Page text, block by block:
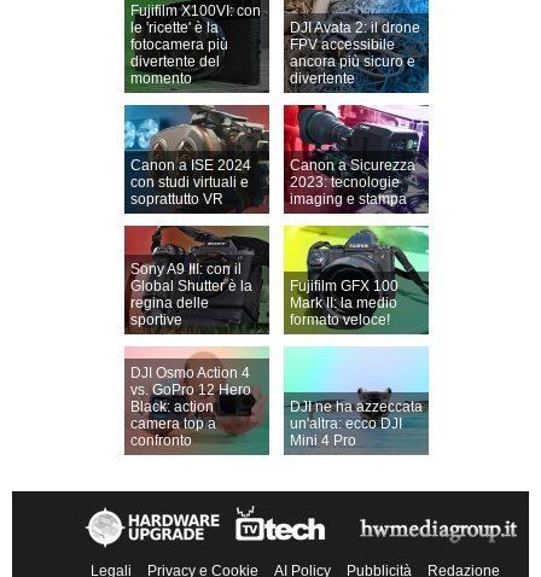
Fujifilm X100VI: con
le 'ricette' è la
fotocamera più
divertente del
momento
DJI Avata 2: il drone
FPV accessibile
ancora più sicuro e
divertente
Canon a ISE 2024
con studi virtuali e
soprattutto VR
Canon a Sicurezza
2023: tecnologie
imaging e stampa
Sony A9 III: con il
Global Shutter è la
regina delle
sportive
Fujifilm GFX 100
Mark II: la medio
formato veloce!
DJI Osmo Action 4
vs. GoPro 12 Hero
Black: action
camera top a
confronto
DJI ne ha azzeccata
un'altra: ecco DJI
Mini 4 Pro
Legali Privacy e Cookie AI Policy Pubblicità Redazione